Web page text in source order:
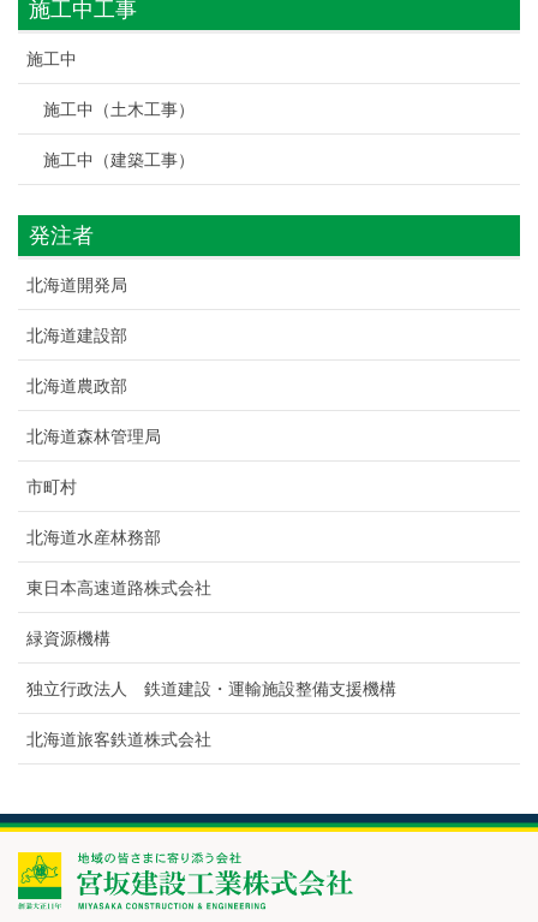
施工中工事
施工中
施工中（土木工事）
施工中（建築工事）
発注者
北海道開発局
北海道建設部
北海道農政部
北海道森林管理局
市町村
北海道水産林務部
東日本高速道路株式会社
緑資源機構
独立行政法人 鉄道建設・運輸施設整備支援機構
北海道旅客鉄道株式会社